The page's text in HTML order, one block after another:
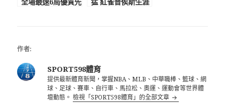
作者:
SPORT598體育
提供最新體育新聞，掌握NBA、MLB、中華職棒、籃球、網
球、足球、賽車、自行車、馬拉松、奧運、運動會等世界體
壇動態。檢視「SPORT598體育」的全部文章